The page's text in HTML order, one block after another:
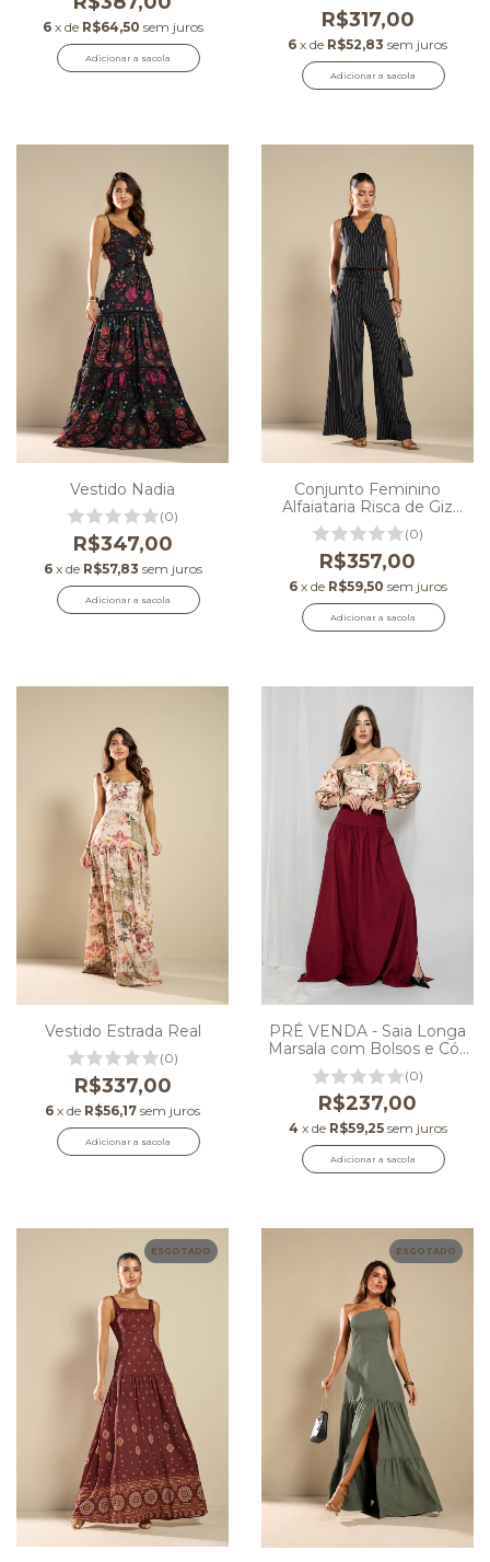
6 x de R$64,50 sem juros
Adicionar a sacola
R$317,00
6 x de R$52,83 sem juros
Adicionar a sacola
Vestido Nadia
(0)
R$347,00
6 x de R$57,83 sem juros
Adicionar a sacola
Conjunto Feminino
Alfaiataria Risca de Giz
com Colete e Calça
Pantalona(0)
R$357,00
6 x de R$59,50 sem juros
Adicionar a sacola
Vestido Estrada Real
(0)
R$337,00
6 x de R$56,17 sem juros
Adicionar a sacola
PRÉ VENDA - Saia Longa
Marsala com Bolsos e Cós
Alto
(0)
R$237,00
4 x de R$59,25 sem juros
Adicionar a sacola
ESGOTADO ESGOTADO